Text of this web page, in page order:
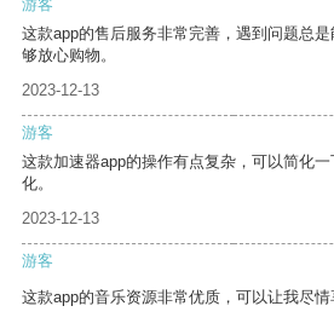
游客
这款app的售后服务非常完善，遇到问题总
够放心购物。
2023-12-13
游客
这款加速器app的操作有点复杂，可以简化
化。
2023-12-13
游客
这款app的音乐资源非常优质，可以让我尽情